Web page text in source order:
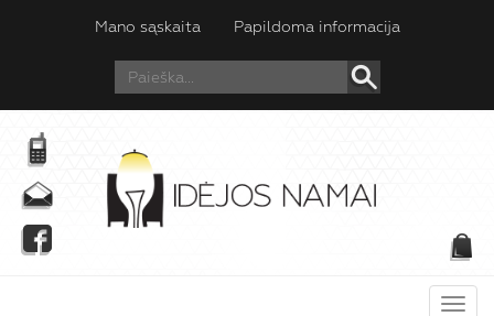
Mano sąskaita Papildoma informacija